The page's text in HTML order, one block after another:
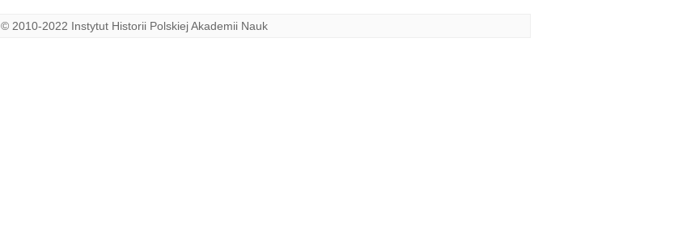
© 2010-2022 Instytut Historii Polskiej Akademii Nauk